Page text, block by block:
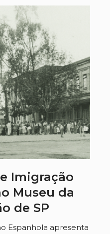
Imigração
Museu da
de SP
Espanhola apresenta